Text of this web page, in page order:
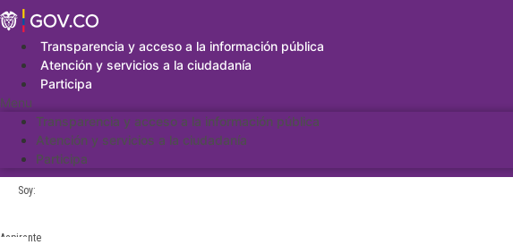
Saltar
al
contenidoTransparencia y acceso a la información pública
Atención y servicios a la ciudadanía
Participa
Menu
Transparencia y acceso a la información pública
Atención y servicios a la ciudadanía
Participa
Soy:
Aspirante